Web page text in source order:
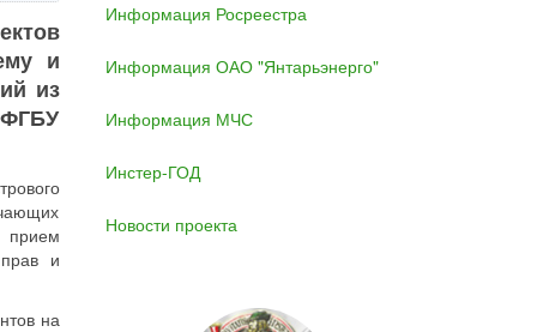
и
из
ФГБУ
и
на
Информация Росреестра
Информация ОАО "Янтарьэнерго"
Информация МЧС
Инстер-ГОД
Новости проекта